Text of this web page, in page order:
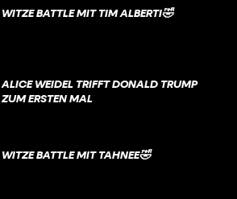
WITZE BATTLE MIT TIM ALBERTI🤣
ALICE WEIDEL TRIFFT DONALD TRUMP
ZUM ERSTEN MAL
WITZE BATTLE MIT TAHNEE🤣